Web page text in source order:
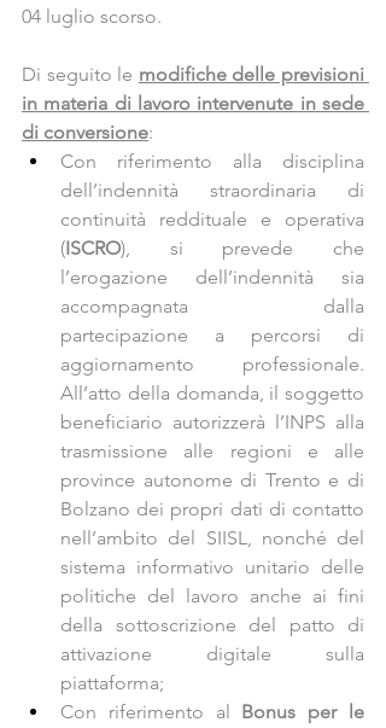
04 luglio scorso.
Di seguito le modifiche delle previsioni
in materia di lavoro intervenute in sede
di conversione:
Con riferimento alla disciplina
dell’indennità straordinaria di
continuità reddituale e operativa
(ISCRO), si prevede che
l’erogazione dell’indennità sia
accompagnata dalla
partecipazione a percorsi di
aggiornamento professionale.
All’atto della domanda, il soggetto
beneficiario autorizzerà l’INPS alla
trasmissione alle regioni e alle
province autonome di Trento e di
Bolzano dei propri dati di contatto
nell’ambito del SIISL, nonché del
sistema informativo unitario delle
politiche del lavoro anche ai fini
della sottoscrizione del patto di
attivazione digitale sulla
piattaforma;
Con riferimento al Bonus per le